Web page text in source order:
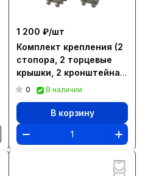
1 200 ₽/шт
Комплект крепления (2
стопора, 2 торцевые
крышки, 2 кронштейна)
к DAS107
0 В наличии
В корзину